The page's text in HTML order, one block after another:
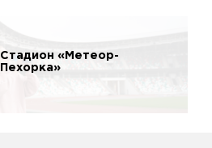
Стадион «Метеор-
Пехорка»